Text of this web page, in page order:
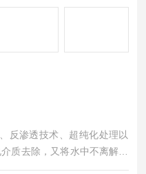
质去除，又将水中不离解的
低程度的水处理设备.